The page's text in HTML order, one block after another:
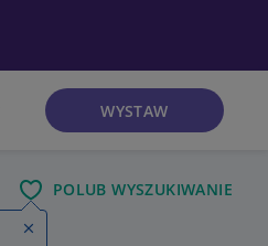
WYSTAW
POLUB WYSZUKIWANIE
Zamknij wskazówkę